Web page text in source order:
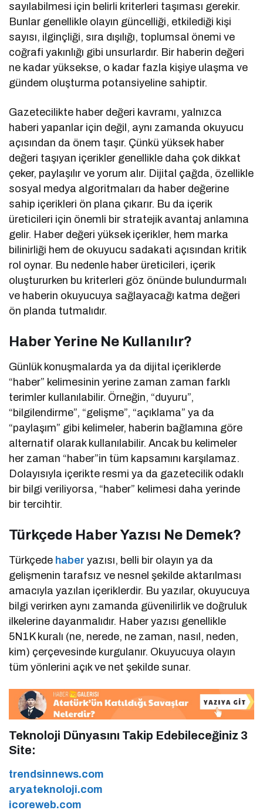
sayılabilmesi için belirli kriterleri taşıması gerekir.
Bunlar genellikle olayın güncelliği, etkilediği kişi
sayısı, ilginçliği, sıra dışılığı, toplumsal önemi ve
coğrafi yakınlığı gibi unsurlardır. Bir haberin değeri
ne kadar yüksekse, o kadar fazla kişiye ulaşma ve
gündem oluşturma potansiyeline sahiptir.
Gazetecilikte haber değeri kavramı, yalnızca
haberi yapanlar için değil, aynı zamanda okuyucu
açısından da önem taşır. Çünkü yüksek haber
değeri taşıyan içerikler genellikle daha çok dikkat
çeker, paylaşılır ve yorum alır. Dijital çağda, özellikle
sosyal medya algoritmaları da haber değerine
sahip içerikleri ön plana çıkarır. Bu da içerik
üreticileri için önemli bir stratejik avantaj anlamına
gelir. Haber değeri yüksek içerikler, hem marka
bilinirliği hem de okuyucu sadakati açısından kritik
rol oynar. Bu nedenle haber üreticileri, içerik
oluştururken bu kriterleri göz önünde bulundurmalı
ve haberin okuyucuya sağlayacağı katma değeri
ön planda tutmalıdır.
Haber Yerine Ne Kullanılır?
Günlük konuşmalarda ya da dijital içeriklerde
“haber” kelimesinin yerine zaman zaman farklı
terimler kullanılabilir. Örneğin, “duyuru”,
“bilgilendirme”, “gelişme”, “açıklama” ya da
“paylaşım” gibi kelimeler, haberin bağlamına göre
alternatif olarak kullanılabilir. Ancak bu kelimeler
her zaman “haber”in tüm kapsamını karşılamaz.
Dolayısıyla içerikte resmi ya da gazetecilik odaklı
bir bilgi veriliyorsa, “haber” kelimesi daha yerinde
bir tercihtir.
Türkçede Haber Yazısı Ne Demek?
Türkçede haber yazısı, belli bir olayın ya da
gelişmenin tarafsız ve nesnel şekilde aktarılması
amacıyla yazılan içeriklerdir. Bu yazılar, okuyucuya
bilgi verirken aynı zamanda güvenilirlik ve doğruluk
ilkelerine dayanmalıdır. Haber yazısı genellikle
5N1K kuralı (ne, nerede, ne zaman, nasıl, neden,
kim) çerçevesinde kurgulanır. Okuyucuya olayın
tüm yönlerini açık ve net şekilde sunar.
Teknoloji Dünyasını Takip Edebileceğiniz 3
Site:
trendsinnews.com
aryateknoloji.com
icoreweb.com